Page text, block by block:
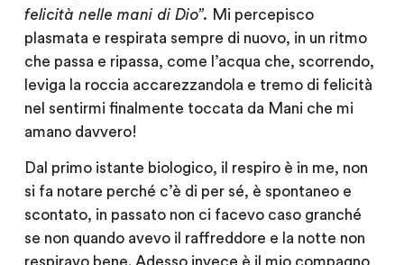
felicità nelle mani di Dio”. Mi percepisco
plasmata e respirata sempre di nuovo, in un ritmo
che passa e ripassa, come l’acqua che, scorrendo,
leviga la roccia accarezzandola e tremo di felicità
nel sentirmi finalmente toccata da Mani che mi
amano davvero!
Dal primo istante biologico, il respiro è in me, non
si fa notare perché c’è di per sé, è spontaneo e
scontato, in passato non ci facevo caso granché
se non quando avevo il raffreddore e la notte non
respiravo bene. Adesso invece è il mio compagno